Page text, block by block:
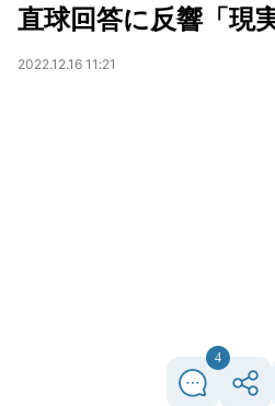
直球回答に反響「現
2022.12.16 11:21
4